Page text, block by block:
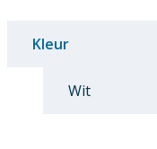
Kleur
Wit